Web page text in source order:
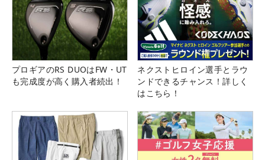
プロギアのRS DUOはFW・UT
も完成度が高く購入者続出！
ネクストヒロイン選手とラウ
ンドできるチャンス！詳しく
はこちら！